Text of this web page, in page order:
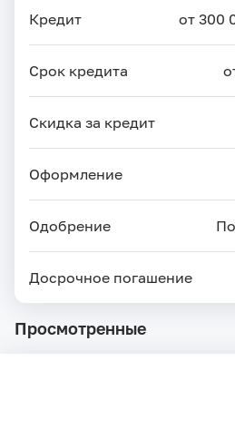
Кредит от 300
Срок кредита
Скидка за кредит
Оформление
Одобрение
Досрочное погашение
Просмотренные